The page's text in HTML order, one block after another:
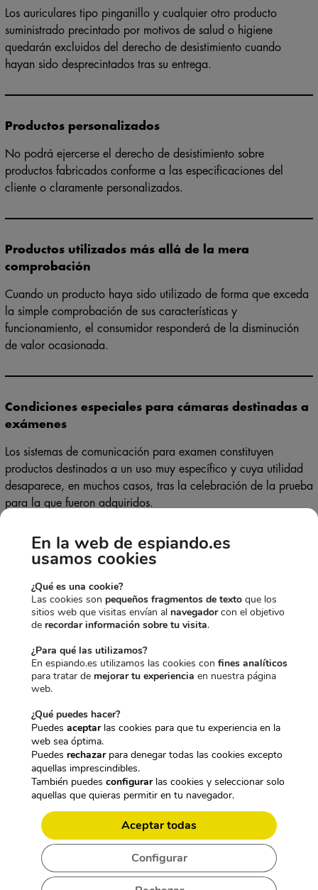
Los auriculares tipo pinganillo y cualquier otro producto
suministrado precintado por motivos de salud o higiene
quedarán excluidos del derecho de desistimiento cuando
No podrá ejercerse el derecho de desistimiento sobre
productos fabricados conforme a las especificaciones del
Productos utilizados más allá de la mera
Cuando un producto haya sido utilizado de forma que exceda
la simple comprobación de sus características y
funcionamiento, el consumidor responderá de la disminución
Condiciones especiales para cámaras destinadas a
Los sistemas de comunicación para examen constituyen
productos destinados a un uso muy específico y cuya utilidad
desaparece, en muchos casos, tras la celebración de la prueba
Por ello:
para el que fue adquirido, no podrá ejercerse el derecho de
desistimiento.
Asimismo, cuando el producto haya sido utilizado
intensivamente durante los días inmediatamente anteriores al
examen y dicha utilización exceda de la mera
comprobación de su funcionamiento, Espiando.es podrá
denegar el desistimiento cuando resulte aplicable alguna de
las excepciones previstas legalmente.
Durante los días previos al examen y posteriores ofrecemos
gratuitamente asistencia técnica y configuración para que el
cliente pueda verificar el correcto funcionamiento del equipo.
Cambios de producto
En la web de espiando.es
usamos cookies
¿Qué es una cookie?
Las cookies son pequeños fragmentos de texto que los
sitios web que visitas envían al navegadorcon el objetivo
de recordar información sobre tu visita.
¿Para qué las utilizamos?
En espiando.es utilizamos las cookies con fines analíticos
para tratar de mejorar tu experiencia en nuestra página
web.
¿Qué puedes hacer?
Puedes aceptarlas cookies para que tu experiencia en la
web sea óptima.
Puedes rechazarpara denegar todas las cookies excepto
aquellas imprescindibles.
También puedes configurarlas cookies y seleccionar solo
aquellas que quieras permitir en tu navegador.
Aceptar todas
Configurar